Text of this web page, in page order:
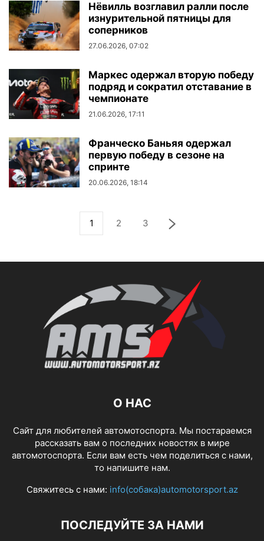
Нёвилль возглавил ралли после
изнурительной пятницы для
соперников
27.06.2026, 07:02
Маркес одержал вторую победу
подряд и сократил отставание в
чемпионате
21.06.2026, 17:11
Франческо Баньяя одержал
первую победу в сезоне на
спринте
20.06.2026, 18:14
1 2 3
О НАС
Сайт для любителей автомотоспорта. Мы постараемся
рассказать вам о последних новостях в мире
автомотоспорта. Если вам есть чем поделиться с нами,
то напишите нам.
Свяжитесь с нами: info(собака)automotorsport.az
ПОСЛЕДУЙТЕ ЗА НАМИ